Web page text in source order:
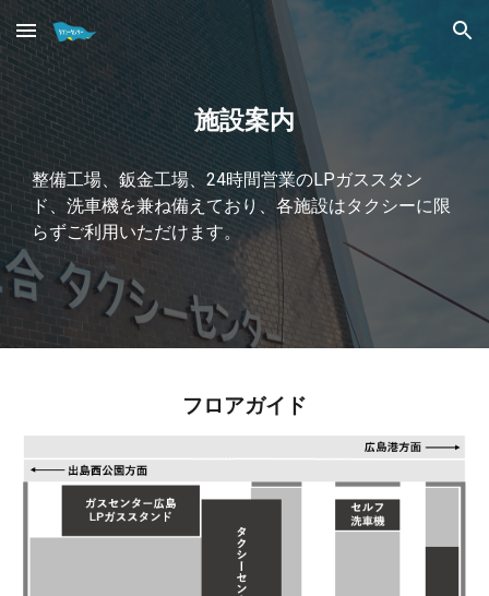
Skip to main content Skip to navigation
施設案内
整備工場、鈑金工場、24時間営業のLPガススタン
ド、洗車機を兼ね備えており、各施設はタクシーに限
らずご利用いただけます。
フロアガイド